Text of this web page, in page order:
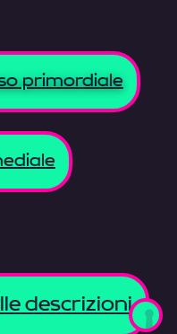
primordiale
descrizioni